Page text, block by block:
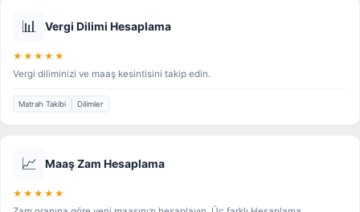
📊 Vergi Dilimi Hesaplama
★★★★★
Vergi diliminizi ve maaş kesintisini takip edin.
Matrah Takibi Dilimler
📈 Maaş Zam Hesaplama
★★★★★